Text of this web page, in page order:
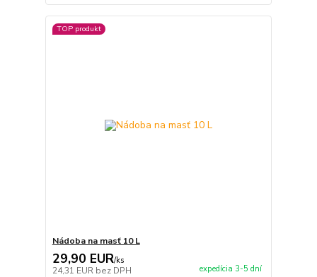
TOP produkt
Nádoba na masť 10 L
29,90 EUR/ks
24,31 EUR bez DPH expedícia 3-5 dní